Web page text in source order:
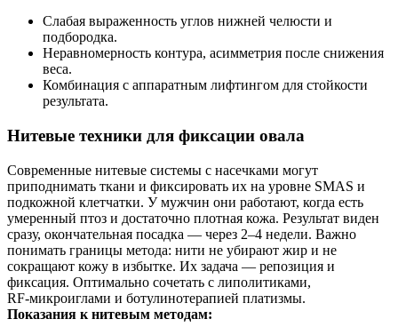
Слабая выраженность углов нижней челюсти и
подбородка.
Неравномерность контура, асимметрия после снижения
веса.
Комбинация с аппаратным лифтингом для стойкости
результата.
Нитевые техники для фиксации овала
Современные нитевые системы с насечками могут
приподнимать ткани и фиксировать их на уровне SMAS и
подкожной клетчатки. У мужчин они работают, когда есть
умеренный птоз и достаточно плотная кожа. Результат виден
сразу, окончательная посадка — через 2–4 недели. Важно
понимать границы метода: нити не убирают жир и не
сокращают кожу в избытке. Их задача — репозиция и
фиксация. Оптимально сочетать с липолитиками,
RF‑микроиглами и ботулинотерапией платизмы.
Показания к нитевым методам: